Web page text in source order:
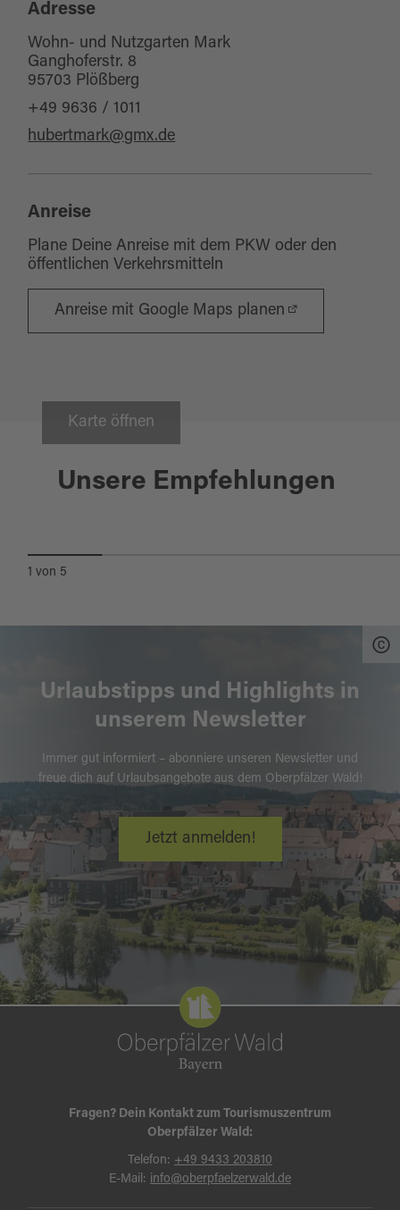
Adresse
Wohn- und Nutzgarten Mark
Ganghoferstr. 8
95703 Plößberg
+49 9636 / 1011
hubertmark@gmx.de
Anreise
Plane Deine Anreise mit dem PKW oder den
öffentlichen Verkehrsmitteln
Anreise mit Google Maps planen
Karte öffnen
Unsere Empfehlungen
Plößberg
NATURBADEPLATZ GROSSER W
1 von 5
Urlaubstipps und Highlights in
unserem Newsletter
Immer gut informiert – abonniere unseren Newsletter und
freue dich auf Urlaubsangebote aus dem Oberpfälzer Wald!
Jetzt anmelden!
Fragen? Dein Kontakt zum Tourismuszentrum
Oberpfälzer Wald:
Telefon: +49 9433 203810
E-Mail: info@oberpfaelzerwald.de